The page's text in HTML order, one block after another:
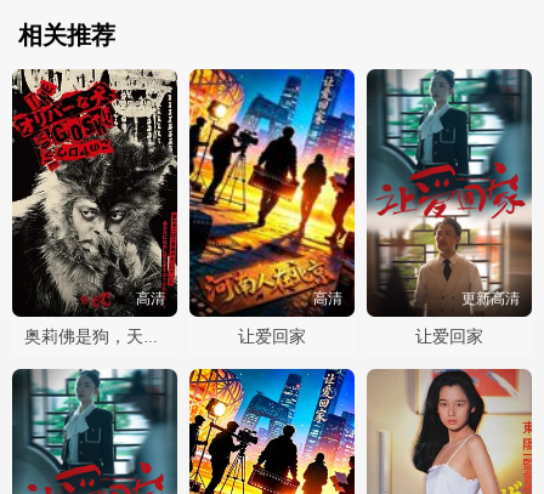
相关推荐
高清
奥莉佛是狗，天哪！！这家伙电影版
高清
让爱回家
更新高清
让爱回家